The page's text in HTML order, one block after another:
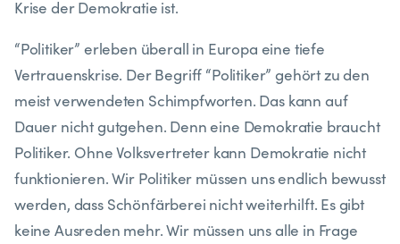
Krise der Demokratie ist.
“Politiker” erleben überall in Europa eine tiefe
Vertrauenskrise. Der Begriff “Politiker” gehört zu den
meist verwendeten Schimpfworten. Das kann auf
Dauer nicht gutgehen. Denn eine Demokratie braucht
Politiker. Ohne Volksvertreter kann Demokratie nicht
funktionieren. Wir Politiker müssen uns endlich bewusst
werden, dass Schönfärberei nicht weiterhilft. Es gibt
keine Ausreden mehr. Wir müssen uns alle in Frage